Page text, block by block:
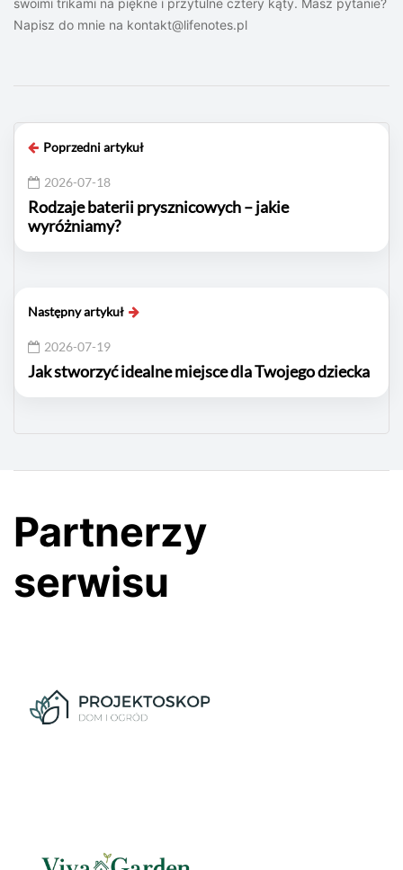
swoimi trikami na piękne i przytulne cztery kąty. Masz pytanie?
Napisz do mnie na kontakt@lifenotes.pl
Poprzedni artykuł
2026-07-18
Rodzaje baterii prysznicowych – jakie
wyróżniamy?
Następny artykuł
2026-07-19
Jak stworzyć idealne miejsce dla Twojego dziecka
Partnerzy
serwisu